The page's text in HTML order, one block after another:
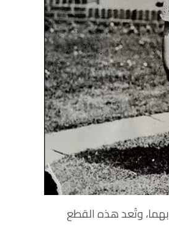
وتُعد هذه القطع